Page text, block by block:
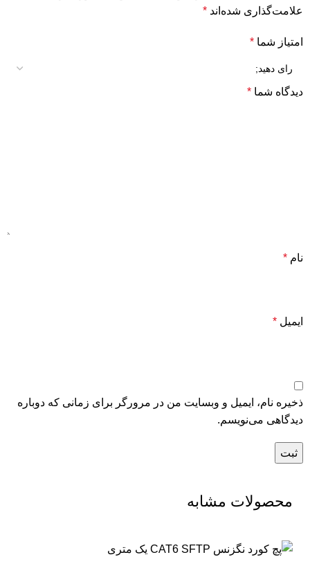
علامت‌گذاری شده‌اند*
امتیاز شما*
دیدگاه شما*
نام*
ایمیل*
ذخیره نام، ایمیل و وبسایت من در مرورگر برای زمانی که دوباره
دیدگاهی می‌نویسم.
محصولات مشابه